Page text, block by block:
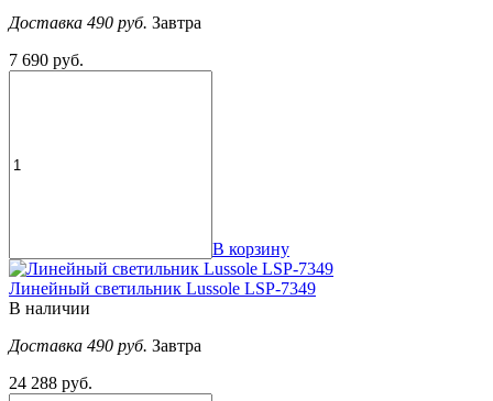
Доставка 490 руб. Завтра
7 690 руб.
В корзину
Линейный светильник Lussole LSP-7349
В наличии
Доставка 490 руб. Завтра
24 288 руб.